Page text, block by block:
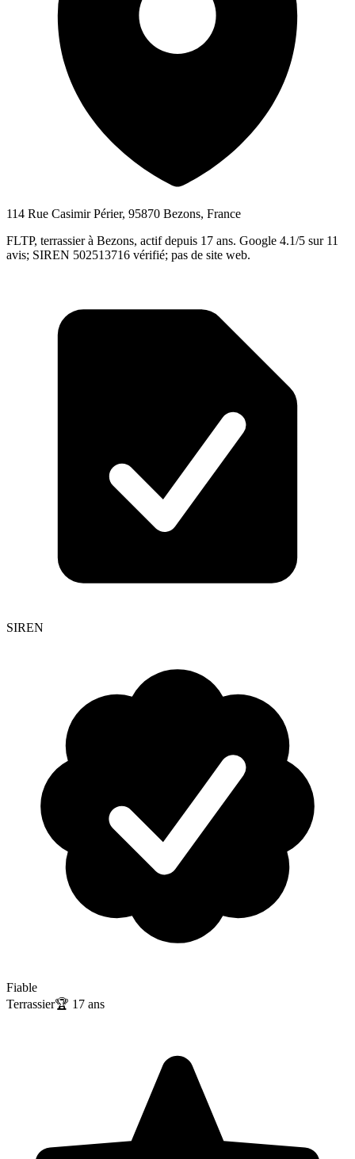
114 Rue Casimir Périer, 95870 Bezons, France
FLTP, terrassier à Bezons, actif depuis 17 ans. Google 4.1/5 sur 11
avis; SIREN 502513716 vérifié; pas de site web.
SIREN
Fiable
Terrassier🏆 17 ans